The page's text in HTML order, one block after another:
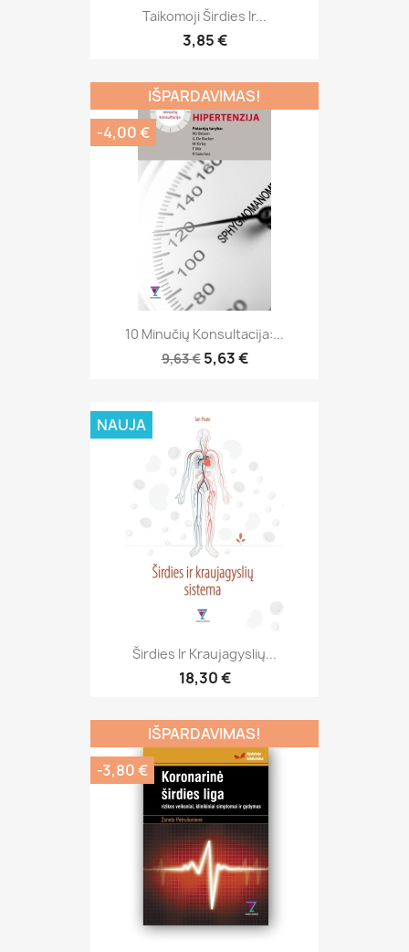
Taikomoji Širdies Ir...
3,85 €
10 Minučių Konsultacija:...
9,63 € 5,63 €
IŠPARDAVIMAS!
-4,00 €
Širdies Ir Kraujagyslių...
18,30 €
NAUJA
IŠPARDAVIMAS!
-3,80 €